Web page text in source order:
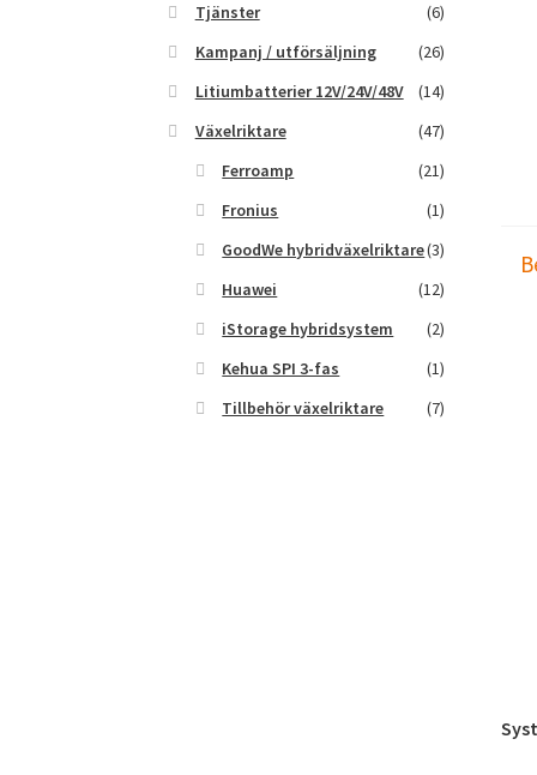
Tjänster
(6)
Kampanj / utförsäljning
(26)
Litiumbatterier 12V/24V/48V
(14)
Växelriktare
(47)
Ferroamp
(21)
Fronius
(1)
GoodWe hybridväxelriktare(3)
Huawei
(12)
iStorage hybridsystem
(2)
Kehua SPI 3-fas
(1)
Tillbehör växelriktare
(7)